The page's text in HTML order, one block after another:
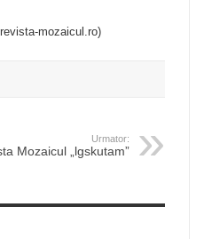
mozaicul.ro)
Urmator:
Mozaicul „lgskutam”